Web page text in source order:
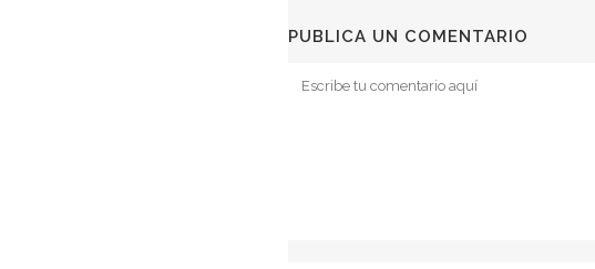
PUBLICA UN COMENTARIO